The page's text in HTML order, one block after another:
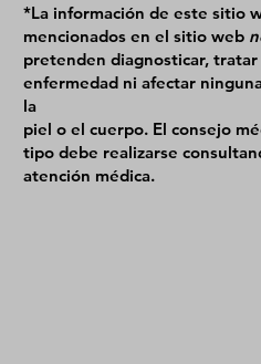
*La información de este sitio
mencionados en el sitio web
pretenden diagnosticar,
enfermedad ni afectar
la
piel o el cuerpo. El consejo
tipo debe realizarse
atención médica.